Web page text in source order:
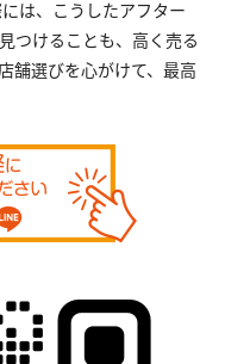
は、こうしたアフター
つけることも、高く売る
舗選びを心がけて、最高